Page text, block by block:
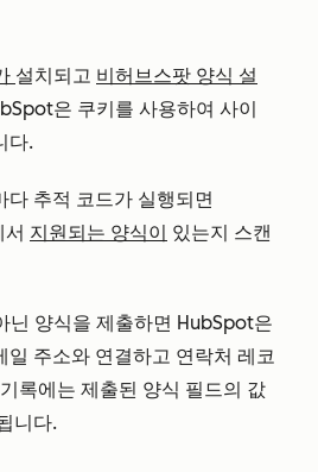
설치되고 비허브스팟 양식 설
은 쿠키를 사용하여 사이
다.
다 추적 코드가 실행되면
지원되는 양식이 있는지 스캔
닌 양식을 제출하면 HubSpot은
일 주소와 연결하고 연락처 레코
록에는 제출된 양식 필드의 값
니다.